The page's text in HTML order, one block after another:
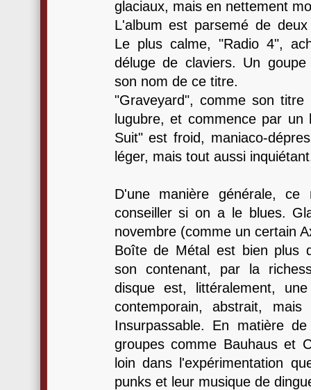
glaciaux, mais en nettement
L'album est parsemé de
Le plus calme, "Radio 4",
déluge de claviers. Un
son nom de ce titre.
"Graveyard", comme son titre
lugubre, et commence par un
Suit" est froid, maniaco-
léger, mais tout aussi
D'une manière générale,
conseiller si on a le blues.
novembre (comme un certain
Boîte de Métal est bien plus
son contenant, par la
disque est, littéralement,
contemporain, abstrait,
Insurpassable. En matière
groupes comme Bauhaus et
loin dans l'expérimentation
punks et leur musique de